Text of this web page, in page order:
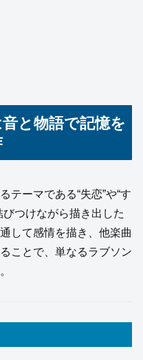
音と物語で記憶を
テーマである“失恋”や“す
つけながら描き出した
して感情を描き、他楽曲
ことで、単なるラブソン